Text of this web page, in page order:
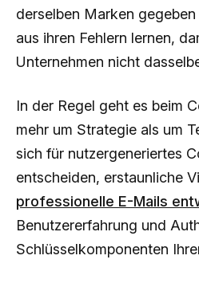
derselben Marken
aus ihren Fehlern lernen,
Unternehmen nicht
In der Regel geht es beim
mehr um Strategie als um
sich für nutzergeneriertes
entscheiden, erstaunliche
professionelle E-Mails
Benutzererfahrung und
Schlüsselkomponenten